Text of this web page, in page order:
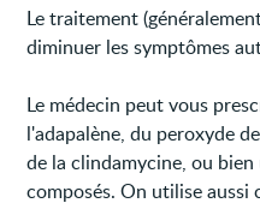
Le traitement
diminuer les symptômes
Le médecin peut vous
l'adapalène, du peroxyde
de la clindamycine, ou
composés. On utilise aussi